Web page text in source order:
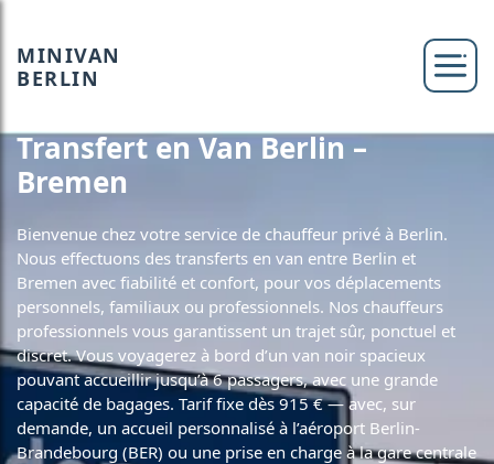
MINIVAN
BERLIN
Transfert en Van Berlin –
Bremen
Bienvenue chez votre service de chauffeur privé à Berlin.
Nous effectuons des transferts en van entre Berlin et
Bremen avec fiabilité et confort, pour vos déplacements
personnels, familiaux ou professionnels. Nos chauffeurs
professionnels vous garantissent un trajet sûr, ponctuel et
discret. Vous voyagerez à bord d’un van noir spacieux
pouvant accueillir jusqu’à 6 passagers, avec une grande
capacité de bagages. Tarif fixe dès 915 € — avec, sur
demande, un accueil personnalisé à l’aéroport Berlin-
Brandebourg (BER) ou une prise en charge à la gare centrale